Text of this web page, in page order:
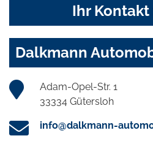
Ihr Kontakt
Dalkmann
Adam-Opel-Str. 1
33334 Gütersloh
info@dalkmann-